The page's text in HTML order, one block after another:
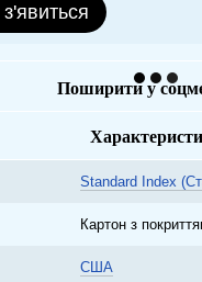
Поширити у
Standard Index
Картон з
США